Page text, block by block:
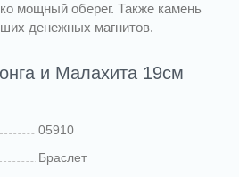
мощный оберег. Также камень
денежных магнитов.
и Малахита 19см
05910
Браслет